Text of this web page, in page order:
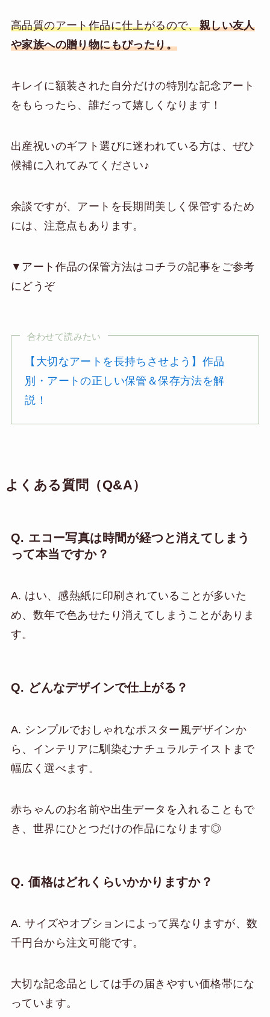
高品質のアート作品に仕上がるので、親しい友人
や家族への贈り物にもぴったり。
キレイに額装された自分だけの特別な記念アート
をもらったら、誰だって嬉しくなります！
出産祝いのギフト選びに迷われている方は、ぜひ
候補に入れてみてください♪
余談ですが、アートを長期間美しく保管するため
には、注意点もあります。
▼アート作品の保管方法はコチラの記事をご参考
にどうぞ
合わせて読みたい
【大切なアートを長持ちさせよう】作品
別・アートの正しい保管＆保存方法を解
説！
よくある質問（Q&A）
Q. エコー写真は時間が経つと消えてしまう
って本当ですか？
A. はい、感熱紙に印刷されていることが多いた
め、数年で色あせたり消えてしまうことがありま
す。
Q. どんなデザインで仕上がる？
A. シンプルでおしゃれなポスター風デザインか
ら、インテリアに馴染むナチュラルテイストまで
幅広く選べます。
赤ちゃんのお名前や出生データを入れることもで
き、世界にひとつだけの作品になります◎
Q. 価格はどれくらいかかりますか？
A. サイズやオプションによって異なりますが、数
千円台から注文可能です。
大切な記念品としては手の届きやすい価格帯にな
っています。